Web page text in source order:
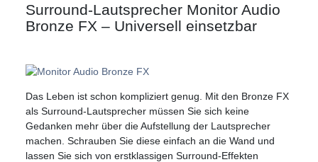
Surround-Lautsprecher Monitor Audio
Bronze FX – Universell einsetzbar
Das Leben ist schon kompliziert genug. Mit den Bronze FX
als Surround-Lautsprecher müssen Sie sich keine
Gedanken mehr über die Aufstellung der Lautsprecher
machen. Schrauben Sie diese einfach an die Wand und
lassen Sie sich von erstklassigen Surround-Effekten